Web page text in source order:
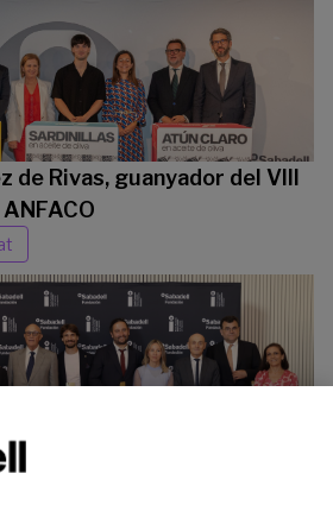
de Rivas, guanyador del VIII
reconeix a dos
àmbits de l’edició del